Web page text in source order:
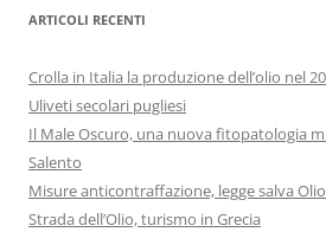
ARTICOLI RECENTI
Crolla in Italia la produzione dell’olio nel
Uliveti secolari pugliesi
Il Male Oscuro, una nuova fitopatologia
Salento
Misure anticontraffazione, legge salva
Strada dell’Olio, turismo in Grecia